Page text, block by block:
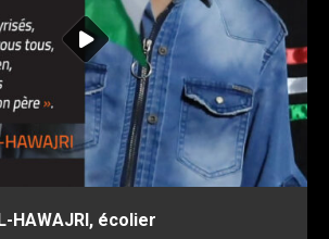
HAWAJRI, écolier